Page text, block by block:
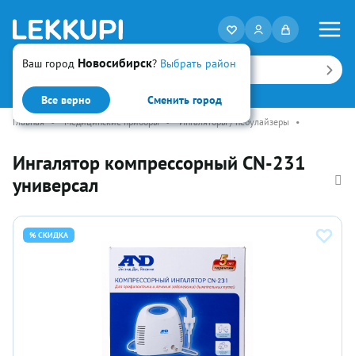
Ваш город Новосибирск? Выбрать район
Все верно Сменить город
Искать
Главная • Медицинские приборы • Ингаляторы / небулайзеры •
Ингалятор компрессорный CN-231
универсал
% СКИДКА